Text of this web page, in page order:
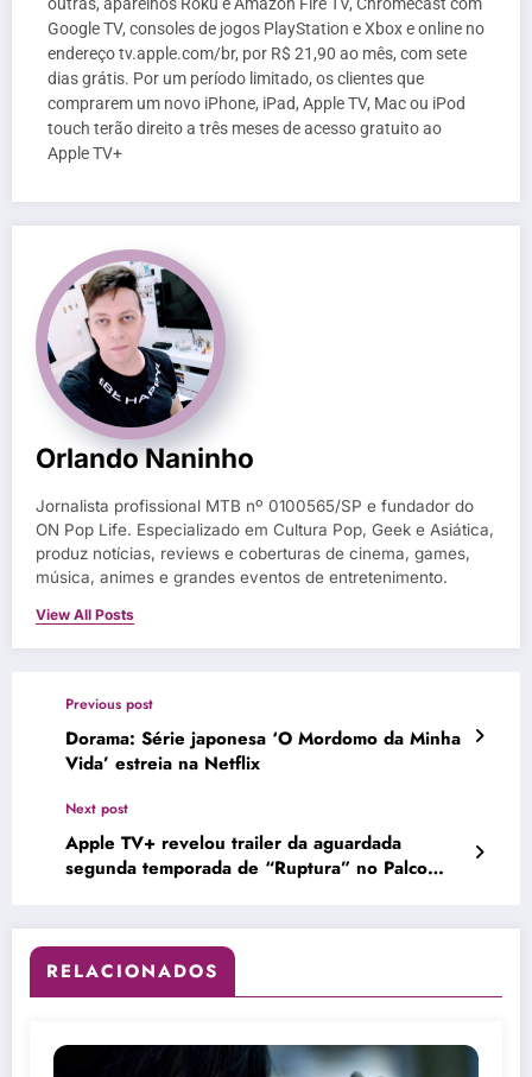
Google TV, consoles de jogos PlayStation e Xbox e online no
endereço tv.apple.com/br, por R$ 21,90 ao mês, com sete
dias grátis. Por um período limitado, os clientes que
comprarem um novo iPhone, iPad, Apple TV, Mac ou iPod
touch terão direito a três meses de acesso gratuito ao
Apple TV+
Orlando Naninho
Jornalista profissional MTB nº 0100565/SP e fundador do
ON Pop Life. Especializado em Cultura Pop, Geek e Asiática,
produz notícias, reviews e coberturas de cinema, games,
música, animes e grandes eventos de entretenimento.
View All Posts
Previous post
Dorama: Série japonesa ‘O Mordomo da Minha
Vida’ estreia na Netflix
Next post
Apple TV+ revelou trailer da aguardada
segunda temporada de “Ruptura” no Palco
RELACIONADOS